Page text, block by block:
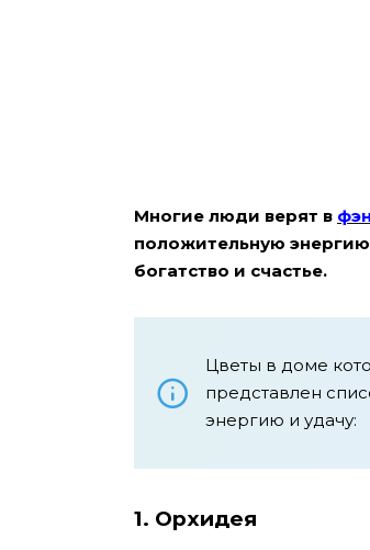
Многие люди верят в
положительную
богатство и счастье.
Цветы в доме
представлен
энергию и удачу:
1. Орхидея